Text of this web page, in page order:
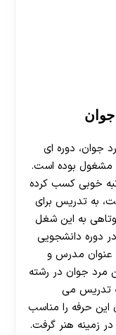
جوان
جوان، دوره ای
مشغول بوده است.
خوبی کسب کرده
به تدریس برای
به این شغل
دوره دانشجویی
عنوان مدرس و
مرد جوان در رشته
تدریس می
این حرفه را مناسب
زمینه هنر گرفت.